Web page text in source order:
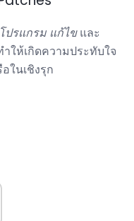
โปรแกรม แก้ไขและ
ให้เกิดความประทับใจ
ในเชิงรุก